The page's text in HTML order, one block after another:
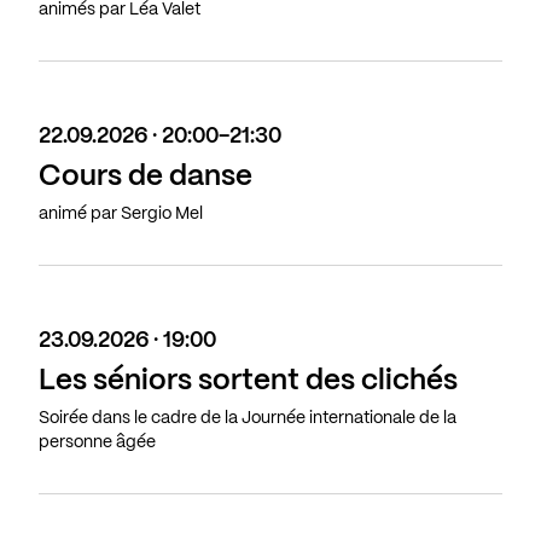
animés par Léa Valet
22.09.2026 · 20:00-21:30
Cours de danse
animé par Sergio Mel
23.09.2026 · 19:00
Les séniors sortent des clichés
Soirée dans le cadre de la Journée internationale de la
personne âgée